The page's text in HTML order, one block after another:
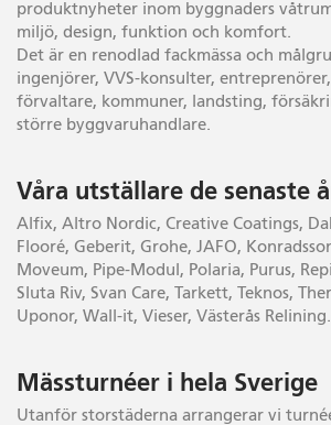
produktnyheter inom byggnaders
miljö, design, funktion och komfort.
Det är en renodlad fackmässa och
ingenjörer, VVS-konsulter,
förvaltare, kommuner, landsting,
större byggvaruhandlare.
Våra utställare de senaste
Alfix, Altro Nordic, Creative Coatings,
Flooré, Geberit, Grohe, JAFO,
Moveum, Pipe-Modul, Polaria, Purus,
Sluta Riv, Svan Care, Tarkett, Teknos,
Uponor, Wall-it, Vieser, Västerås Relining.
Mässturnéer i hela Sverige
Utanför storstäderna arrangerar vi